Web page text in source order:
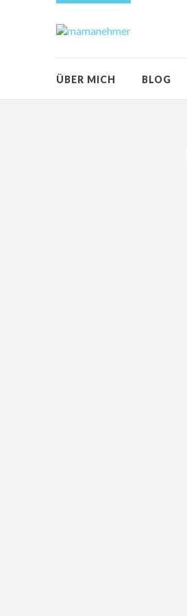
ÜBER MICH BLOG